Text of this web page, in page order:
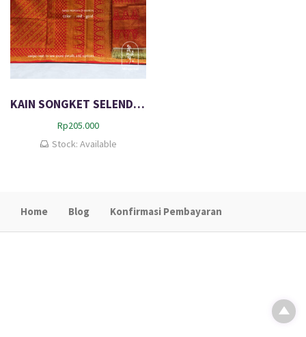
KAIN SONGKET SELENDANG VELLA
Rp205.000
Stock: Available
Home Blog Konfirmasi Pembayaran